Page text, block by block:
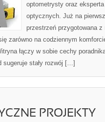
optometrysty oraz
optycznych. Już na
przestrzeń przygotowana
zarówno na codziennym
łączy w sobie cechy
sugeruje stały rozwój […]
PROJEKTY